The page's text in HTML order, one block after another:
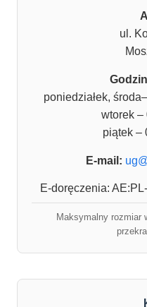
ul.
poniedziałek,
wtorek –
piątek –
E-mail:
E-doręczenia:
Maksymalny rozmiar